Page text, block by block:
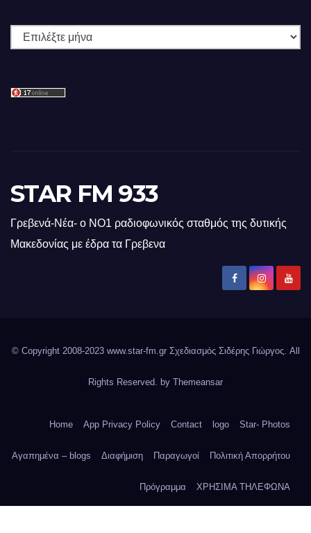
Ιστορικό
STAR FM 933
Γρεβενά-Νέα- ο ΝΟ1 ραδιοφωνικός σταθμός της δυτικής
Μακεδονίας με έδρα τα Γρεβενα
© Copyright 2008-2023 www.star-fm.gr Σχεδιασμός Σιδέρης Γιώργος. All
Rights Reserved. by Themeansar
Home App Privacy Policy Contact logo Star- Photos
Αγαπημένα – blogs Διαφήμιση Παραγωγοί Πολιτική Απορρήτου
Πρόγραμμα ΧΡΗΣΙΜΑ ΤΗΛΕΦΩΝΑ